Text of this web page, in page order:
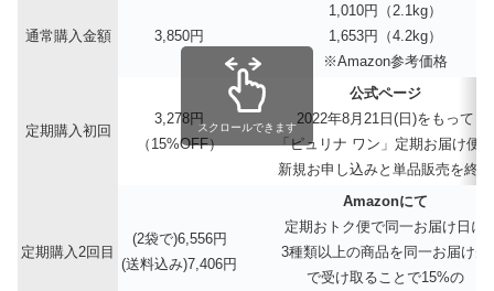
通常購入金額 3,850円
1,010円（2.1kg）
1,653円（4.2kg）
※Amazon参考価格
定期購入初回
3,278円
（15%OFF）
公式ページ
2022年8月21日(日)をもって
「ピュリナ ワン」定期お届け便の
新規お申し込みと単品販売を終了
定期購入2回目
(2袋で)6,556円
(送料込み)7,406円
Amazonにて
定期おトク便で同一お届け日に
3種類以上の商品を同一お届け先
で受け取ることで15%の
スクロールできます